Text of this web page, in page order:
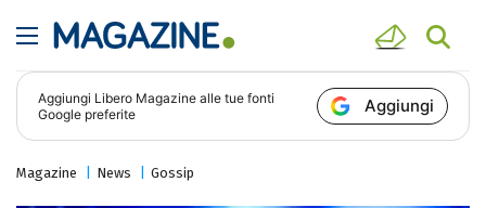
Aggiungi Libero Magazine alle tue fonti
Google preferite
Aggiungi
Magazine News Gossip